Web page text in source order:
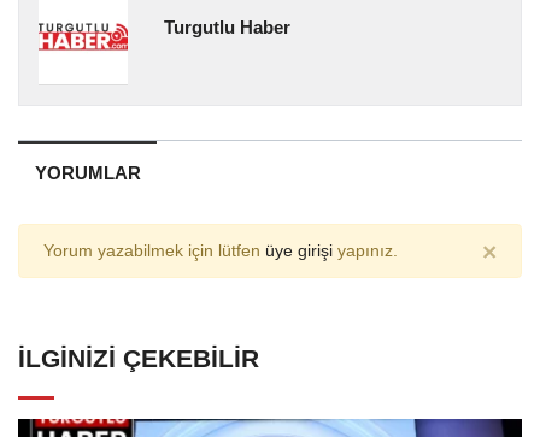
Turgutlu Haber
YORUMLAR
Yorum yazabilmek için lütfen üye girişi yapınız. ×
İLGINIZI ÇEKEBILIR